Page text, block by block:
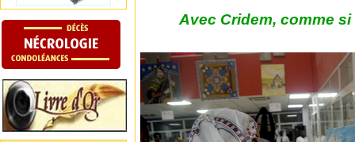
Avec Cridem, comme